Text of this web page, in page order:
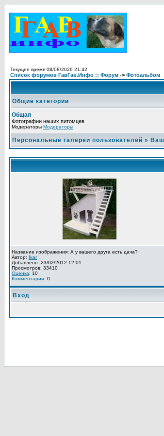
Текущее время 08/08/2026 21:42
Список форумов ГавГав.Инфо :: Форум -> Фотоальбом
Общие категории
Общая
Фотографии наших питомцев
Модераторы Модераторы
Персональные галереи пользователей »
Название изображения: А у вашего друга есть дача?
Автор: Ikar
Добавлено: 23/02/2012 12:01
Просмотров: 33410
Оценка: 10
Комментарии: 0
Вход